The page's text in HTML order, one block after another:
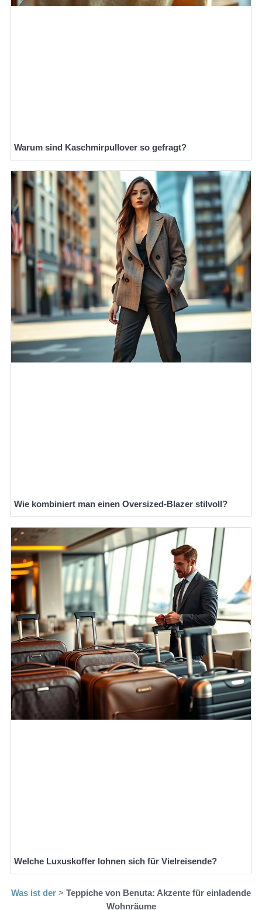
Warum sind Kaschmirpullover so gefragt?
Wie kombiniert man einen Oversized-Blazer stilvoll?
Welche Luxuskoffer lohnen sich für Vielreisende?
Was ist der > Teppiche von Benuta: Akzente für einladende
Wohnräume